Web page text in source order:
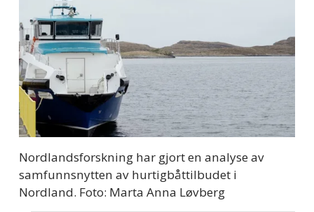
Nordlandsforskning har gjort en analyse av
samfunnsnytten av hurtigbåttilbudet i
Nordland. Foto: Marta Anna Løvberg